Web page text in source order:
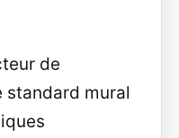
de
standard mural